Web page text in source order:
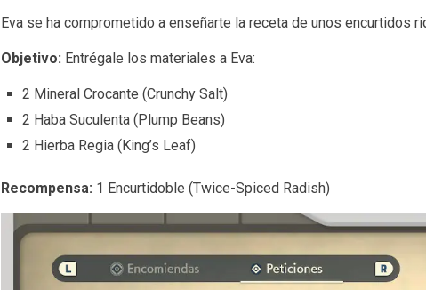
Eva se ha comprometido a enseñarte la receta de unos encurtidos
Objetivo: Entrégale los materiales a Eva:
2 Mineral Crocante (Crunchy Salt)
2 Haba Suculenta (Plump Beans)
2 Hierba Regia (King’s Leaf)
Recompensa: 1 Encurtidoble (Twice-Spiced Radish)